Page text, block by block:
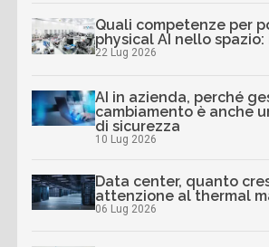
Quali competenze per
physical AI nello
22 Lug 2026
AI in azienda, perché
cambiamento è anche
di sicurezza
10 Lug 2026
Data center, quanto
attenzione al thermal
06 Lug 2026